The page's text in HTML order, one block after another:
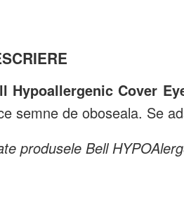
Hypoallergenic Cover
semne de oboseala. Se
produsele Bell